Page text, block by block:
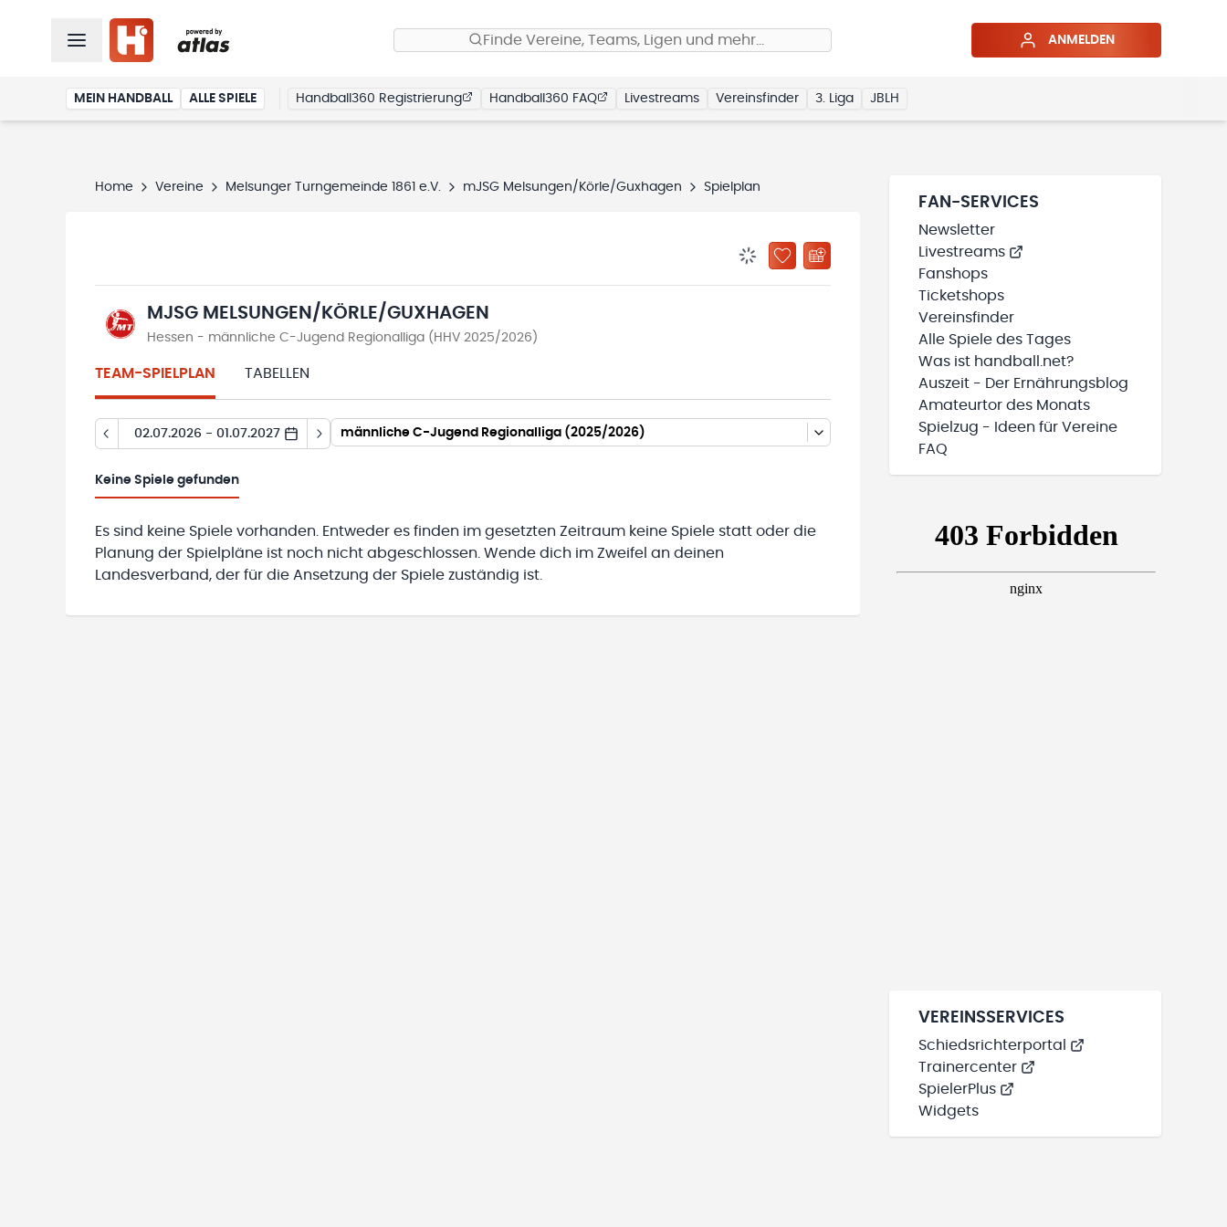
Finde Vereine, Teams, Ligen und mehr… ANMELDEN
MEIN HANDBALL ALLE SPIELE Handball360 Registrierung Handball360 FAQ Livestreams Vereinsfinder 3. Liga JBLH
Home Vereine Melsunger Turngemeinde 1861 e.V. mJSG Melsungen/Körle/Guxhagen Spielplan
BENACHRICHTIGUNGSSTATUS WIRD GELADEN
ZU „MEINE TEAMS“ HINZUFÜGEN
MJSG MELSUNGEN/KÖRLE/GUXHAGEN
Hessen - männliche C-Jugend Regionalliga (HHV 2025/2026)
TEAM-SPIELPLAN TABELLEN
02.07.2026 - 01.07.2027 männliche C-Jugend Regionalliga (2025/2026)
Keine Spiele gefunden
Es sind keine Spiele vorhanden. Entweder es finden im gesetzten Zeitraum keine Spiele statt oder die
Planung der Spielpläne ist noch nicht abgeschlossen. Wende dich im Zweifel an deinen
Landesverband, der für die Ansetzung der Spiele zuständig ist.
FAN-SERVICES
Newsletter
Livestreams
Fanshops
Ticketshops
Vereinsfinder
Alle Spiele des Tages
Was ist handball.net?
Auszeit - Der Ernährungsblog
Amateurtor des Monats
Spielzug - Ideen für Vereine
FAQ
VEREINSSERVICES
Schiedsrichterportal
Trainercenter
SpielerPlus
Widgets